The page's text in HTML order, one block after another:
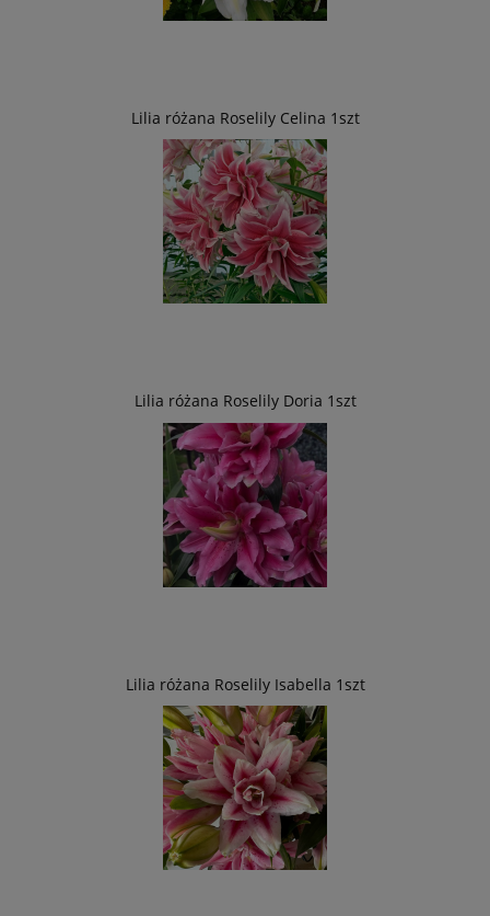
Lilia różana Roselily Celina 1szt
Lilia różana Roselily Doria 1szt
Lilia różana Roselily Isabella 1szt